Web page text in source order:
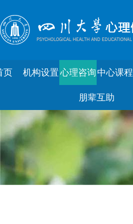
页 机构设置心理咨询中心课程
朋辈互助